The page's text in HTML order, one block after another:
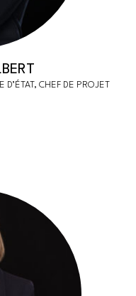
D’ÉTAT, CHEF DE PROJET